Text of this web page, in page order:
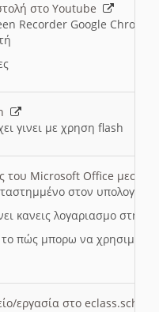
στο Youtube
Recorder Google Chrome
γινει με χρηση flash
του Microsoft Office μεσω
στον
κανεις λογαριασμο στη
πώς μπορω να
εργασία στο eclass.sch.gr